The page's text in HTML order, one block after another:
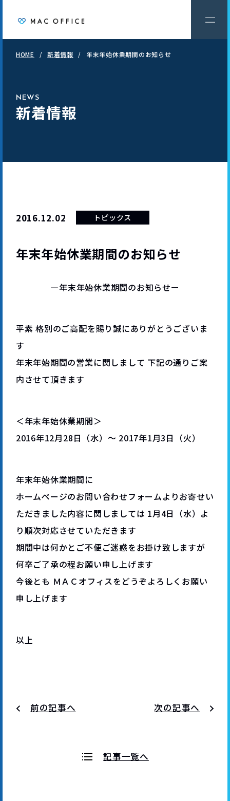
HOME 新着情報 年末年始休業期間のお知らせ
NEWS
新着情報
2016.12.02 トピックス
年末年始休業期間のお知らせ
―年末年始休業期間のお知らせー
平素 格別のご高配を賜り誠にありがとうございま
す
年末年始期間の営業に関しまして 下記の通りご案
内させて頂きます
＜年末年始休業期間＞
2016年12月28日（水）～ 2017年1月3日（火）
年末年始休業期間に
ホームページのお問い合わせフォームよりお寄せい
ただきました内容に関しましては 1月4日（水）よ
り順次対応させていただきます
期間中は何かとご不便ご迷惑をお掛け致しますが
何卒ご了承の程お願い申し上げます
今後とも ＭＡＣオフィスをどうぞよろしくお願い
申し上げます
以上
前の記事へ 次の記事へ
記事一覧へ